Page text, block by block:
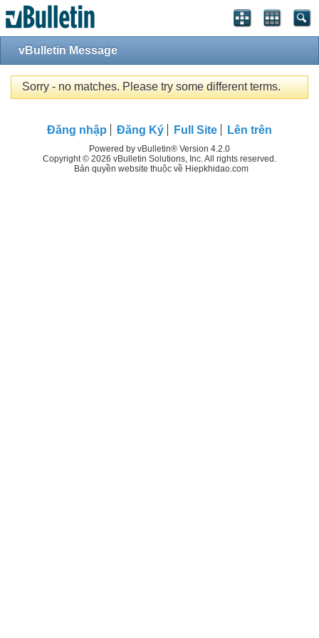
vBulletin Message
Sorry - no matches. Please try some different terms.
Đăng nhập Đăng Ký Full Site Lên trên
Powered by vBulletin® Version 4.2.0
Copyright © 2026 vBulletin Solutions, Inc. All rights reserved.
Bản quyền website thuộc về Hiepkhidao.com